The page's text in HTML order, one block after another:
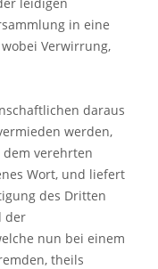
in eine
Verwirrung,
daraus
werden,
verehrten
Wort, und liefert
des Dritten
der
nun bei einem
theils